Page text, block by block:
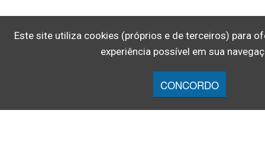
Este site utiliza cookies (próprios e de terceiros) para
experiência possível em sua
CONCORDO